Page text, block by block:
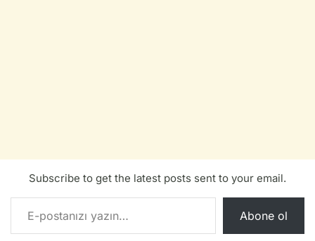
Subscribe to get the latest posts sent to your email.
E-postanızı yazın…
Abone ol